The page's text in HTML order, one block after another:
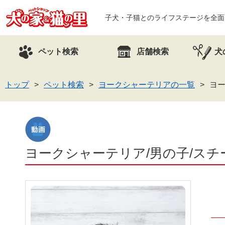
子犬・子猫とのライフステージを全
ペット検索 店舗検索 犬
トップ ペット検索 ヨークシャーテリアの一覧 ヨ
ヨークシャーテリア/男の子/ス